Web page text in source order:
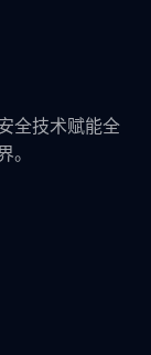
全技术赋能全